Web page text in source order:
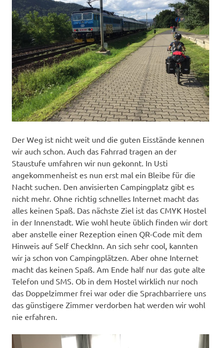
Der Weg ist nicht weit und die guten Eisstände kennen
wir auch schon. Auch das Fahrrad tragen an der
Staustufe umfahren wir nun gekonnt. In Usti
angekommenheist es nun erst mal ein Bleibe für die
Nacht suchen. Den anvisierten Campingplatz gibt es
nicht mehr. Ohne richtig schnelles Internet macht das
alles keinen Spaß. Das nächste Ziel ist das CMYK Hostel
in der Innenstadt. Wie wohl heute üblich finden wir dort
aber anstelle einer Rezeption einen QR-Code mit dem
Hinweis auf Self CheckInn. An sich sehr cool, kannten
wir ja schon von Campingplätzen. Aber ohne Internet
macht das keinen Spaß. Am Ende half nur das gute alte
Telefon und SMS. Ob in dem Hostel wirklich nur noch
das Doppelzimmer frei war oder die Sprachbarriere uns
das günstigere Zimmer verdorben hat werden wir wohl
nie erfahren.